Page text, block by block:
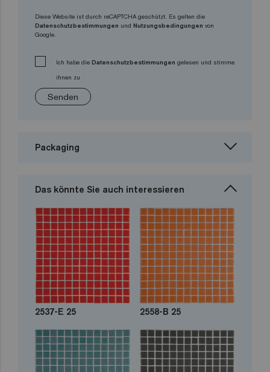
Diese Website ist durch reCAPTCHA geschützt. Es gelten die
Datenschutzbestimmungen und Nutzungsbedingungen von
Google.
Ich habe die Datenschutzbestimmungen gelesen und stimme
ihnen zu
Senden
Packaging
Das könnte Sie auch interessieren
2537-E 25 2558-B 25